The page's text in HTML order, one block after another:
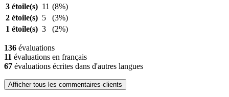
3 étoile(s) 11 (8%)
2 étoile(s) 5
(3%)
1 étoile(s) 3 (2%)
136 évaluations
11 évaluations en français
67 évaluations écrites dans d'autres langues
Afficher tous les commentaires-clients